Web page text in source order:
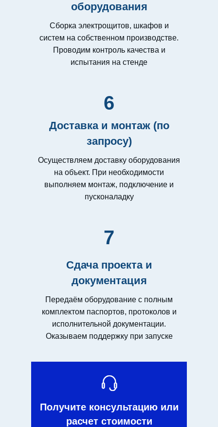
оборудования
Сборка электрощитов, шкафов и
систем на собственном производстве.
Проводим контроль качества и
испытания на стенде
Доставка и монтаж (по
запросу)
Осуществляем доставку оборудования
на объект. При необходимости
выполняем монтаж, подключение и
пусконаладку
Сдача проекта и
документация
Передаём оборудование с полным
комплектом паспортов, протоколов и
исполнительной документации.
Оказываем поддержку при запуске
Получите консультацию или
расчет стоимости
6
7